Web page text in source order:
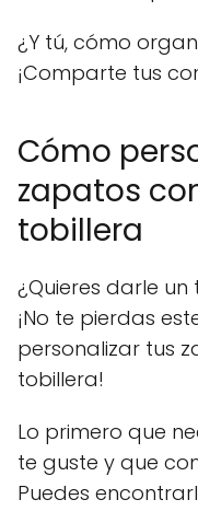
¿Y tú, cómo
¡Comparte tus
Cómo
zapatos
tobillera
¿Quieres darle
¡No te pierdas
personalizar tus
tobillera!
Lo primero que
te guste y que
Puedes